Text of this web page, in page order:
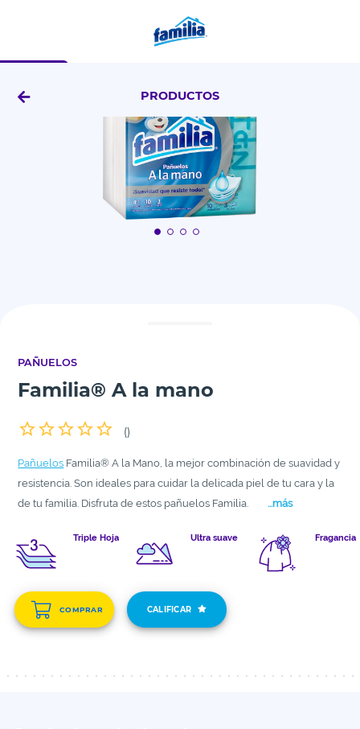
PRODUCTOS
PAÑUELOS
Familia® A la mano
()
...más
Pañuelos Familia® A la Mano, la mejor combinación de suavidad y
resistencia. Son ideales para cuidar la delicada piel de tu cara y la
de tu familia. Disfruta de estos pañuelos Familia.
Triple Hoja Ultra suave Fragancia
COMPRAR CALIFICAR